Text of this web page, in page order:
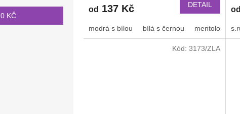
0 KČ
od 137 Kč DETAIL
modrá s bílou bílá s černou mentolová s
je
z
5
od
Kód: 3173/ZLA